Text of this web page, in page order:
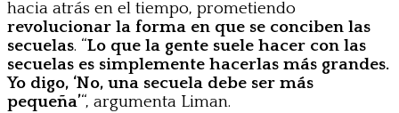
hacia atrás en el tiempo, prometiendo
revolucionar la forma en que se conciben las
secuelas. “Lo que la gente suele hacer con las
secuelas es simplemente hacerlas más grandes.
Yo digo, ‘No, una secuela debe ser más
pequeña’“, argumenta Liman.